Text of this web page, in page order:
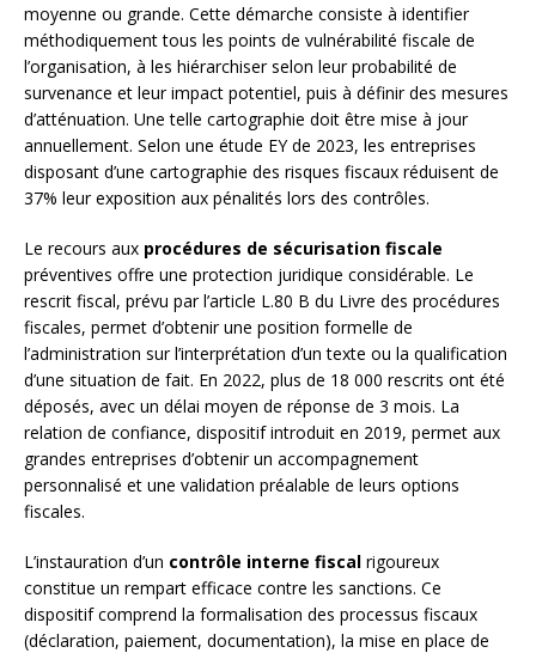
moyenne ou grande. Cette démarche consiste à identifier
méthodiquement tous les points de vulnérabilité fiscale de
l’organisation, à les hiérarchiser selon leur probabilité de
survenance et leur impact potentiel, puis à définir des mesures
d’atténuation. Une telle cartographie doit être mise à jour
annuellement. Selon une étude EY de 2023, les entreprises
disposant d’une cartographie des risques fiscaux réduisent de
37% leur exposition aux pénalités lors des contrôles.
Le recours aux procédures de sécurisation fiscale
préventives offre une protection juridique considérable. Le
rescrit fiscal, prévu par l’article L.80 B du Livre des procédures
fiscales, permet d’obtenir une position formelle de
l’administration sur l’interprétation d’un texte ou la qualification
d’une situation de fait. En 2022, plus de 18 000 rescrits ont été
déposés, avec un délai moyen de réponse de 3 mois. La
relation de confiance, dispositif introduit en 2019, permet aux
grandes entreprises d’obtenir un accompagnement
personnalisé et une validation préalable de leurs options
fiscales.
L’instauration d’un contrôle interne fiscal rigoureux
constitue un rempart efficace contre les sanctions. Ce
dispositif comprend la formalisation des processus fiscaux
(déclaration, paiement, documentation), la mise en place de